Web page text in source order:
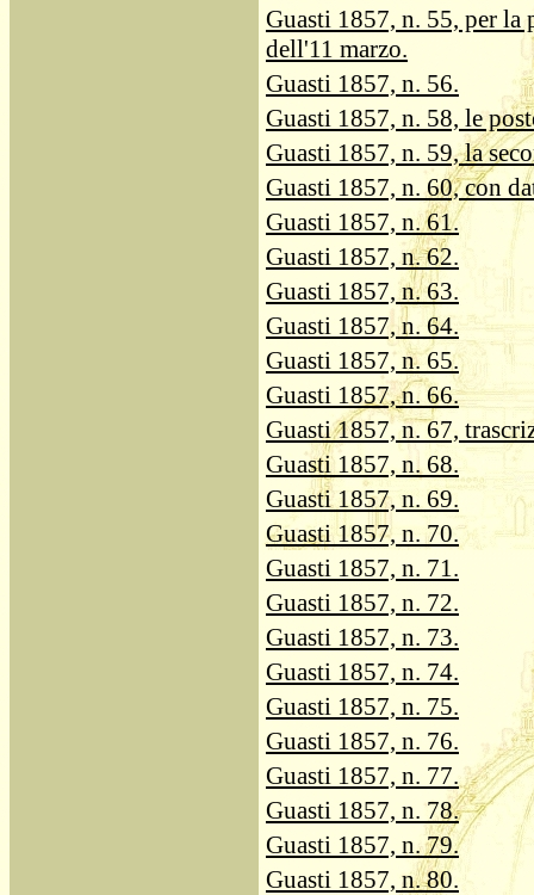
Guasti 1857, n. 55, per
dell'11 marzo.
Guasti 1857, n. 56.
Guasti 1857, n. 58, le
Guasti 1857, n. 59, la
Guasti 1857, n. 60, con
Guasti 1857, n. 61.
Guasti 1857, n. 62.
Guasti 1857, n. 63.
Guasti 1857, n. 64.
Guasti 1857, n. 65.
Guasti 1857, n. 66.
Guasti 1857, n. 67,
Guasti 1857, n. 68.
Guasti 1857, n. 69.
Guasti 1857, n. 70.
Guasti 1857, n. 71.
Guasti 1857, n. 72.
Guasti 1857, n. 73.
Guasti 1857, n. 74.
Guasti 1857, n. 75.
Guasti 1857, n. 76.
Guasti 1857, n. 77.
Guasti 1857, n. 78.
Guasti 1857, n. 79.
Guasti 1857, n. 80.